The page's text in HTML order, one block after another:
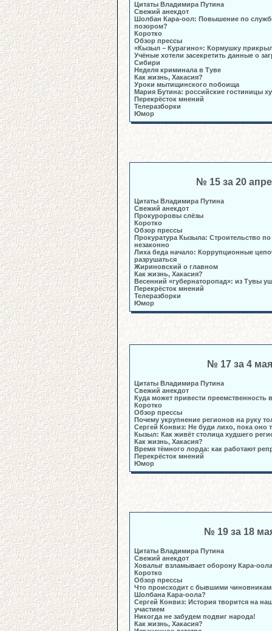
Цитаты Владимира Путина
Свежий анекдот
Шолбан Кара-оол: Повышение по
позором?
Коротко
Обзор прессы
«Кызыл – Курагино»: Кормушку
Учёные хотели засекретить данные о
Сибири
Неделя криминала в Туве
Как жизнь, Хакасия?
Уроки мытищинского побоища
Мария Бутина: российские гостиницы
Перекрёсток мнений
Телеразборки
Юмор
№ 15 за 20
Цитаты Владимира Путина
Свежий анекдот
Прокуроровы слёзы
Коротко
Обзор прессы
Прокуратура Кызыла: Строительство
незаконно
Лиха беда начало: Коррупционные
разрушаться
Жириновский о главном
Как жизнь, Хакасия?
Весенний «губернаторопад»: из Тувы
Перекрёсток мнений
Телеразборки
Юмор
№ 17 за 4 мая
Цитаты Владимира Путина
Свежий анекдот
Куда может привести преемственность
Коротко
Обзор прессы
Почему укрупнение регионов на руку
Сергей Конвиз: Не буди лихо, пока оно
Кызыл: Как живёт столица худшего
Как жизнь, Хакасия?
Время тёмного лорда: как работают
Перекрёсток мнений
Юмор
№ 19 за 18
Цитаты Владимира Путина
Свежий анекдот
Ховалыг взламывает оборону Кара-
Коротко
Обзор прессы
Что происходит с бывшими
Шолбана Кара-оола?
Сергей Конвиз: История творится на
участием
Никогда не забудем подвиг народа!
Как жизнь, Хакасия?